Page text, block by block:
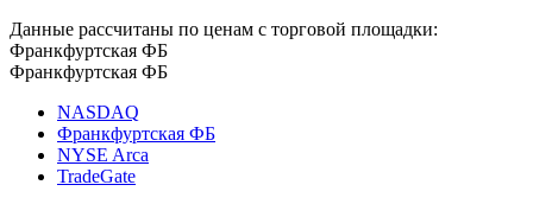
Данные рассчитаны по ценам с торговой площадки:
Франкфуртская ФБ
Франкфуртская ФБ
NASDAQ
Франкфуртская ФБ
NYSE Arca
TradeGate